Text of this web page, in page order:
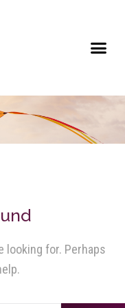
looking for. Perhaps